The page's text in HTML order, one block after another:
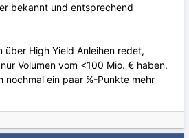
bekannt und entsprechend
über High Yield Anleihen redet,
Volumen vom <100 Mio. € haben.
nochmal ein paar %-Punkte mehr